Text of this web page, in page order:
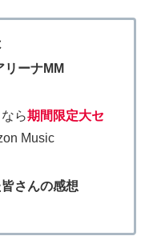
リーナMM
ら期間限定大セ
Music
さんの感想